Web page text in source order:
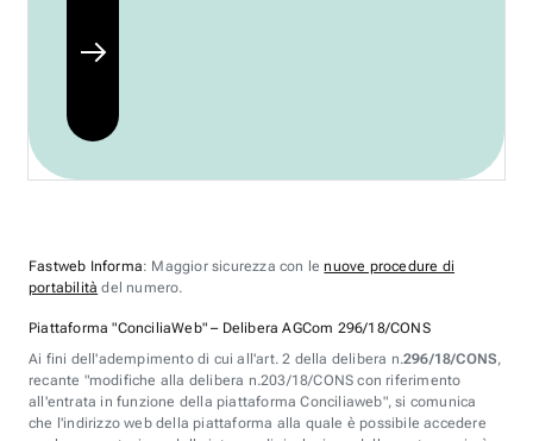
Fastweb Informa: Maggior sicurezza con lenuove procedure di
portabilità del numero.
Piattaforma "ConciliaWeb" – Delibera AGCom 296/18/CONS
Ai fini dell'adempimento di cui all'art. 2 della delibera n.296/18/CONS,
recante "modifiche alla delibera n.203/18/CONS con riferimento
all'entrata in funzione della piattaforma Conciliaweb", si comunica
che l'indirizzo web della piattaforma alla quale è possibile accedere